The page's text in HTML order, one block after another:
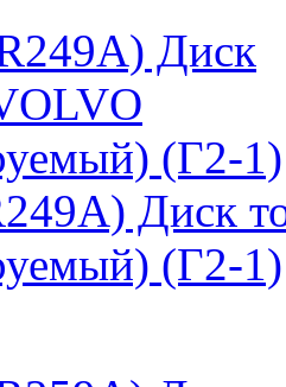
Диск
(Г2-1)